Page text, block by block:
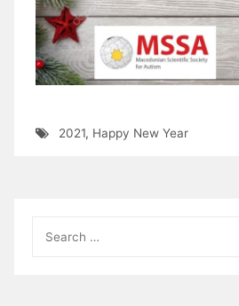
2021, Happy New Year
for: